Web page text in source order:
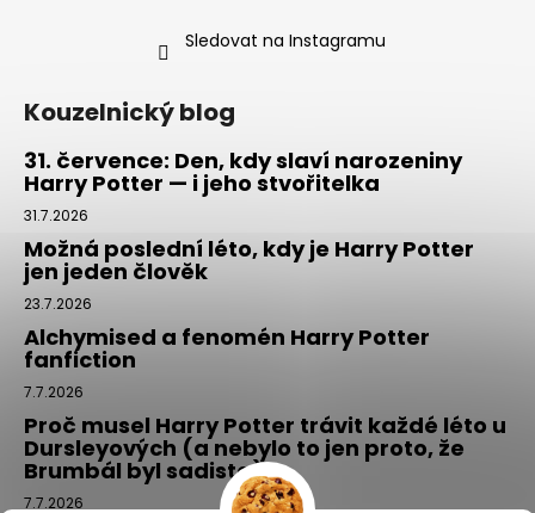
Sledovat na Instagramu
Kouzelnický blog
31. července: Den, kdy slaví narozeniny
Harry Potter — i jeho stvořitelka
31.7.2026
Možná poslední léto, kdy je Harry Potter
jen jeden člověk
23.7.2026
Alchymised a fenomén Harry Potter
fanfiction
7.7.2026
Proč musel Harry Potter trávit každé léto u
Dursleyových (a nebylo to jen proto, že
Brumbál byl sadista)
7.7.2026